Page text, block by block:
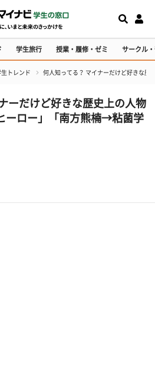
学生旅行 授業・履修・ゼミ サークル
生トレンド 何人知ってる？ マイナーだけど好きな
ーだけど好きな歴史上の人物
ーロー」「南方熊楠→粘菌学